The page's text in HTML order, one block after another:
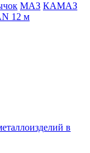
МАЗ КАМАЗ
12 м